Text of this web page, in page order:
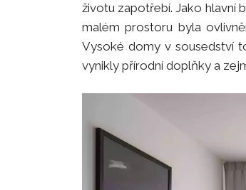
životu zapotřebí. Jako hlavní
malém prostoru byla
Vysoké domy v sousedství
vynikly přírodní doplňky a